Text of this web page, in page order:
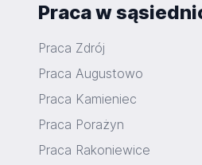
Praca w
Praca Zdrój
Praca Augustowo
Praca Kamieniec
Praca Porażyn
Praca Rakoniewice